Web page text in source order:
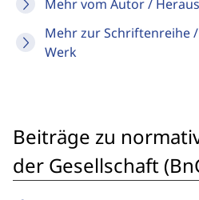
Mehr vom Autor /
Mehr zur Schriftenreihe
Werk
Beiträge zu
der Gesellschaft